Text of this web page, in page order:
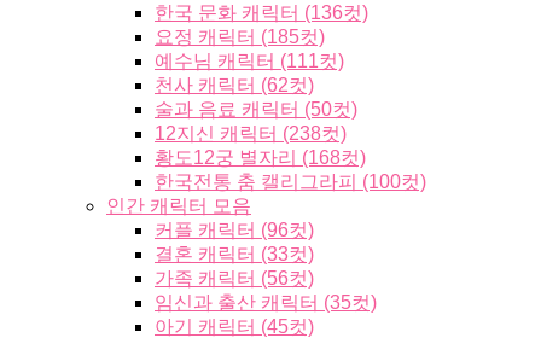
한국 문화 캐릭터 (136컷)
요정 캐릭터 (185컷)
예수님 캐릭터 (111컷)
천사 캐릭터 (62컷)
술과 음료 캐릭터 (50컷)
12지신 캐릭터 (238컷)
황도12궁 별자리 (168컷)
한국전통 춤 캘리그라피 (100컷)
인간 캐릭터 모음
커플 캐릭터 (96컷)
결혼 캐릭터 (33컷)
가족 캐릭터 (56컷)
임신과 출산 캐릭터 (35컷)
아기 캐릭터 (45컷)